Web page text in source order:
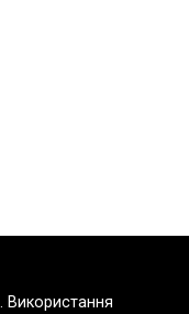
Використання